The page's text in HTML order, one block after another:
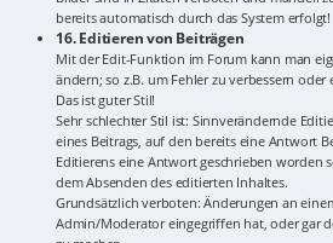
bereits automatisch durch das System erfolgt!
16. Editieren von Beiträgen
Mit der Edit-Funktion im Forum kann man
ändern; so z.B. um Fehler zu verbessern
Das ist guter Stil!
Sehr schlechter Stil ist: Sinnverändernde
eines Beitrags, auf den bereits eine Antwort
Editierens eine Antwort geschrieben worden
dem Absenden des editierten Inhaltes.
Grundsätzlich verboten: Änderungen an
Admin/Moderator eingegriffen hat, oder gar